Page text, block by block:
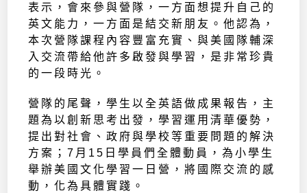
表示，會來參與營隊，一方面想提升自己的
英文能力，一方面是結交新朋友。他認為，
本次營隊課程內容豐富充實、與美國隊輔深
入交流帶給他許多啟發與學習，是非常珍貴
的一段時光。
營隊的尾聲，學生以全英語做成果報告，主
題為以創新思考出發，學習運用清華優勢，
提出對社會、政府與學校等重要問題的解決
方案；7月15日學員們全體動員，為小學生
舉辦美國文化學習一日營，將國際交流的感
動，化為具體實踐。